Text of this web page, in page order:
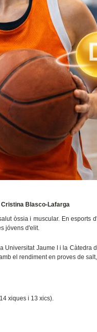
Blasco-Lafarga
òssia i muscular. En
jóvens d'elit.
Jaume I i la Càtedra
el rendiment en proves de
xiques i 13 xics).